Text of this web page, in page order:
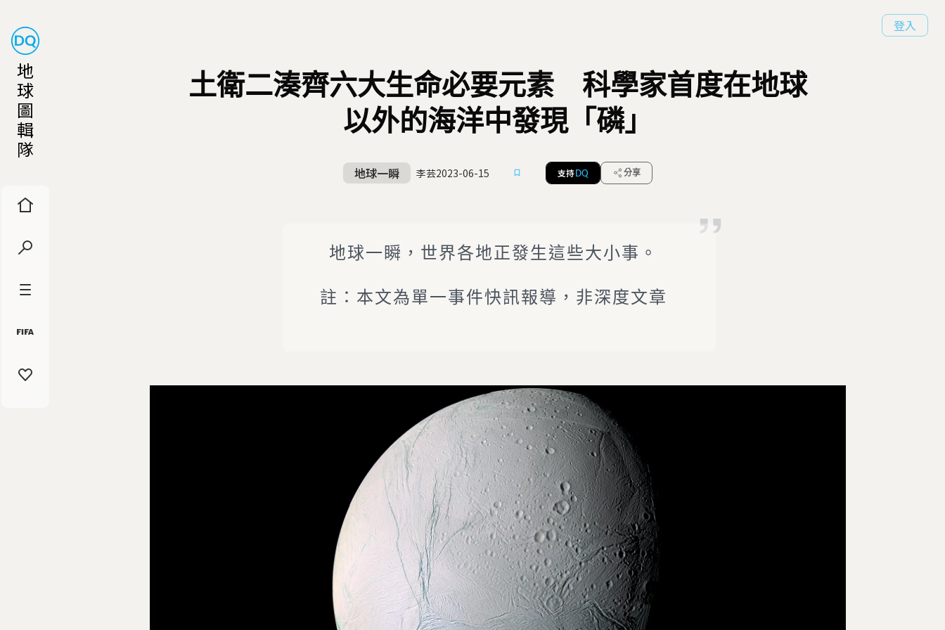
地
球
圖
輯
隊
登入
土衛二湊齊六大生命必要元素 科學家首度在地球
以外的海洋中發現「磷」
地球一瞬 李芸2023-06-15 支持 DQ 分享
地球一瞬，世界各地正發生這些大小事。
註：本文為單一事件快訊報導，非深度文章